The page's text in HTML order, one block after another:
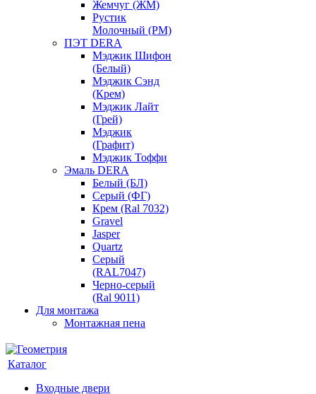
Жемчуг (ЖМ)
Рустик
Молочный (РМ)
ПЭТ DERA
Мэджик Шифон
(Белый)
Мэджик Сэнд
(Крем)
Мэджик Лайт
(Грей)
Мэджик
(Графит)
Мэджик Тоффи
Эмаль DERA
Белый (БЛ)
Серый (ФГ)
Крем (Ral 7032)
Gravel
Jasper
Quartz
Серый
(RAL7047)
Черно-серый
(Ral 9011)
Для монтажа
Монтажная пена
Каталог
Входные двери